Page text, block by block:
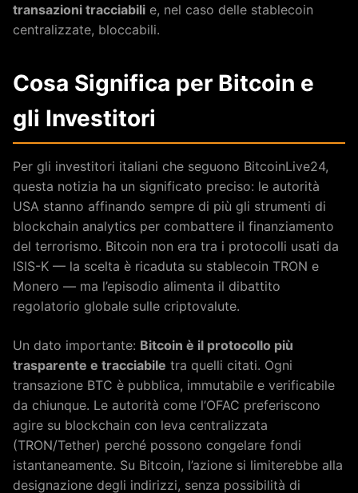
transazioni tracciabili e, nel caso delle stablecoin
centralizzate, bloccabili.
Cosa Significa per Bitcoin e
gli Investitori
Per gli investitori italiani che seguono BitcoinLive24,
questa notizia ha un significato preciso: le autorità
USA stanno affinando sempre di più gli strumenti di
blockchain analytics per combattere il finanziamento
del terrorismo. Bitcoin non era tra i protocolli usati da
ISIS-K — la scelta è ricaduta su stablecoin TRON e
Monero — ma l’episodio alimenta il dibattito
regolatorio globale sulle criptovalute.
Un dato importante: Bitcoin è il protocollo più
trasparente e tracciabile tra quelli citati. Ogni
transazione BTC è pubblica, immutabile e verificabile
da chiunque. Le autorità come l’OFAC preferiscono
agire su blockchain con leva centralizzata
(TRON/Tether) perché possono congelare fondi
istantaneamente. Su Bitcoin, l’azione si limiterebbe alla
designazione degli indirizzi, senza possibilità di